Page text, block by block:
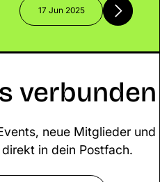
Stabilität und
stehen,
17 Jun 2025
verbunden
neue Mitglieder und
in dein Postfach.